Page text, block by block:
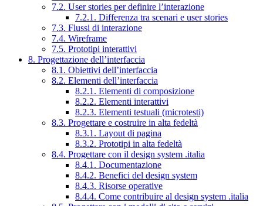
7.2. User stories per definire l’interazione
7.2.1. Differenza tra scenari e user stories
7.3. Flussi di interazione
7.4. Wireframe
7.5. Prototipi interattivi
8. Progettazione dell’interfaccia
8.1. Obiettivi dell’interfaccia
8.2. Elementi dell’interfaccia
8.2.1. Elementi di composizione
8.2.2. Elementi interattivi
8.2.3. Elementi testuali (microtesti)
8.3. Progettare e costruire in alta fedeltà
8.3.1. Layout di pagina
8.3.2. Prototipi in alta fedeltà
8.4. Progettare con il design system .italia
8.4.1. Documentazione
8.4.2. Benefici del design system
8.4.3. Risorse operative
8.4.4. Come contribuire al design system .italia